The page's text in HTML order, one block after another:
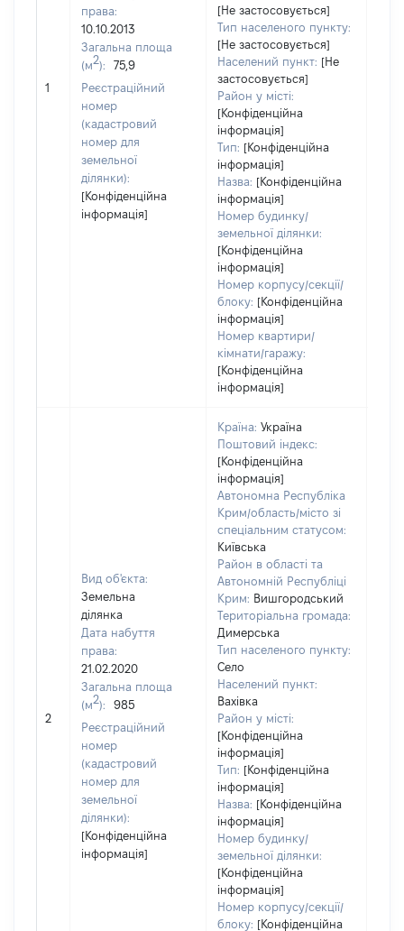
1
права:
10.10.2013
Загальна площа
(м2):
75,9
Реєстраційний
номер
(кадастровий
номер для
земельної
ділянки):
[Конфіденційна
інформація]
[Не застосовується]
Тип населеного пункту:
[Не застосовується]
Населений пункт: [Не
застосовується]
Район у місті:
[Конфіденційна
інформація]
Тип: [Конфіденційна
інформація]
Назва: [Конфіденційна
інформація]
Номер будинку/
земельної ділянки:
[Конфіденційна
інформація]
Номер корпусу/секції/
блоку: [Конфіденційна
інформація]
Номер квартири/
кімнати/гаражу:
[Конфіденційна
інформація]
2
Вид об'єкта:
Земельна
ділянка
Дата набуття
права:
21.02.2020
Загальна площа
(м2):
985
Реєстраційний
номер
(кадастровий
номер для
земельної
ділянки):
[Конфіденційна
інформація]
Країна: Україна
Поштовий індекс:
[Конфіденційна
інформація]
Автономна Республіка
Крим/область/місто зі
спеціальним статусом:
Київська
Район в області та
Автономній Республіці
Крим: Вишгородський
Територіальна громада:
Димерська
Тип населеного пункту:
Село
Населений пункт:
Вахівка
Район у місті:
[Конфіденційна
інформація]
Тип: [Конфіденційна
інформація]
Назва: [Конфіденційна
інформація]
Номер будинку/
земельної ділянки:
[Конфіденційна
інформація]
Номер корпусу/секції/
блоку: [Конфіденційна